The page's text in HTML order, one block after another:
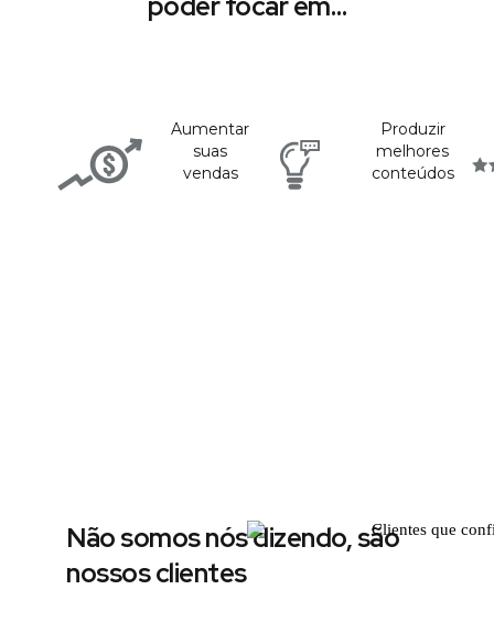
Aumentar
suas
vendas
Produzir
melhores
conteúdos
Não somos nós dizendo, são
nossos clientes